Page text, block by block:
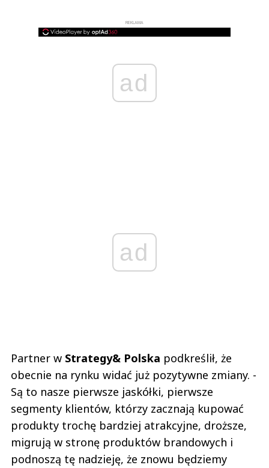
REKLAMA
ad
ad
Partner w Strategy& Polska podkreślił, że
obecnie na rynku widać już pozytywne zmiany. -
Są to nasze pierwsze jaskółki, pierwsze
segmenty klientów, którzy zacznają kupować
produkty trochę bardziej atrakcyjne, droższe,
migrują w stronę produktów brandowych i
podnoszą tę nadzieję, że znowu będziemy